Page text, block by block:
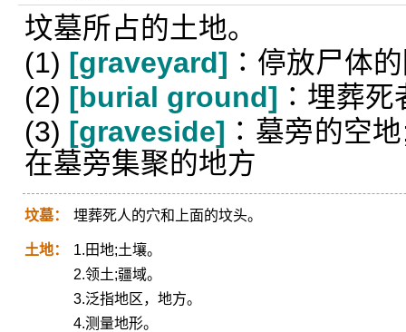
坟墓所占的土地。
(1) [graveyard] ∶停放尸体
(2) [burial ground] ∶埋葬死
(3) [graveside] ∶墓旁的空
在墓旁集聚的地方
坟墓： 埋葬死人的穴和上面的坟头。
土地：
1.田地;土壤。
2.领土;疆域。
3.泛指地区，地方。
4.测量地形。